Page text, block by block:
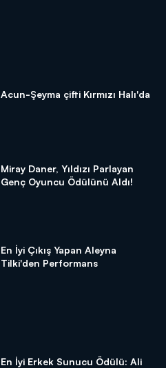
Acun-Şeyma çifti Kırmızı Halı'da
Miray Daner, Yıldızı Parlayan
Genç Oyuncu Ödülünü Aldı!
En İyi Çıkış Yapan Aleyna
Tilki'den Performans
En İyi Erkek Sunucu Ödülü: Ali